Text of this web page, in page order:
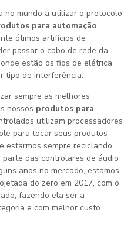
no mundo a utilizar o protocolo
para automação
ótimos artifícios de
passar o cabo de rede da
estão os fios de elétrica
tipo de interferência.
sempre as melhores
nossos produtos para
utilizam processadores
para tocar seus produtos
estarmos sempre reciclando
das controlares de áudio
anos no mercado, estamos
do zero em 2017, com o
fazendo ela ser a
e com melhor custo